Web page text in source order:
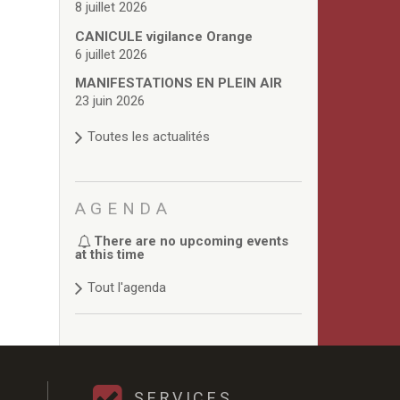
8 juillet 2026
CANICULE vigilance Orange
6 juillet 2026
MANIFESTATIONS EN PLEIN AIR
23 juin 2026
Toutes les actualités
AGENDA
There are no upcoming events
at this time
Tout l'agenda